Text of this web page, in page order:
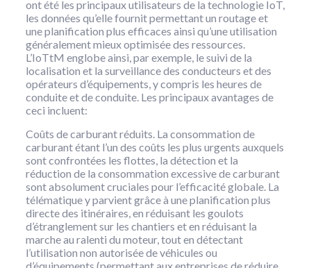
ont été les principaux utilisateurs de la technologie IoT,
les données qu’elle fournit permettant un routage et
une planification plus efficaces ainsi qu’une utilisation
généralement mieux optimisée des ressources.
L’IoTtM englobe ainsi, par exemple, le suivi de la
localisation et la surveillance des conducteurs et des
opérateurs d’équipements, y compris les heures de
conduite et de conduite. Les principaux avantages de
ceci incluent:
Coûts de carburant réduits. La consommation de
carburant étant l’un des coûts les plus urgents auxquels
sont confrontées les flottes, la détection et la
réduction de la consommation excessive de carburant
sont absolument cruciales pour l’efficacité globale. La
télématique y parvient grâce à une planification plus
directe des itinéraires, en réduisant les goulots
d’étranglement sur les chantiers et en réduisant la
marche au ralenti du moteur, tout en détectant
l’utilisation non autorisée de véhicules ou